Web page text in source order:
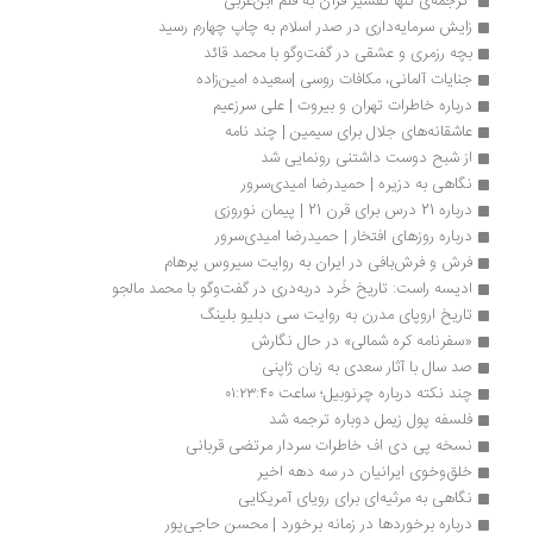
زایش سرمایه‌داری در صدر اسلام به چاپ چهارم رسید
بچه رزمری و عشقی در گفت‌وگو با محمد قائد
جنایات آلمانی، مکافات روسی |سعیده امین‌زاده
درباره خاطرات تهران و بیروت | علی سرزعیم
عاشقانه‌های جلال برای سیمین | چند نامه
از شبح دوست ‌داشتنی رونمایی شد
نگاهی به دزیره | حمیدرضا امیدی‌سرور
درباره 21 درس برای قرن 21 | پیمان نوروزی
درباره روزهای افتخار | حمیدرضا امیدی‌سرور
فرش و فرش‌بافی در ایران به روایت سیروس پرهام
ادیسه راست: تاریخ خُرد دربه‌دری در گفت‌وگو با محمد مالجو
تاریخ اروپای مدرن به روایت سی دبلیو بلینگ
«سفرنامه کره شمالی» در حال نگارش
صد سال با آثار سعدی به زبان ژاپنی
چند نکته درباره چرنوبیل؛ ساعت ۰۱:۲۳:۴۰
فلسفه پول زیمل دوباره ترجمه شد
نسخه پی دی اف خاطرات سردار مرتضی قربانی
خلق‌وخوی ایرانیان در سه دهه اخیر
نگاهی به مرثیه‌ای برای رویای آمریکایی
درباره برخوردها در زمانه برخورد | محسن حاجی‌پور